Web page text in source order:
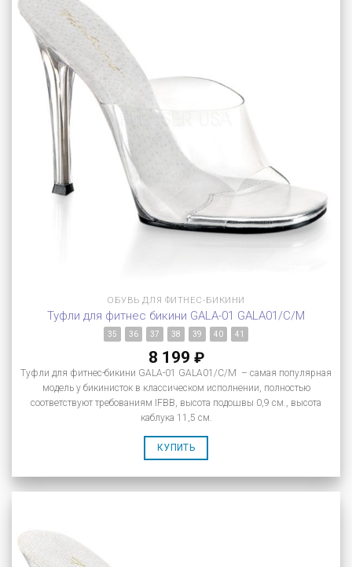
ОБУВЬ ДЛЯ ФИТНЕС-БИКИНИ
Туфли для фитнес бикини GALA-01 GALA01/C/M
35 36 37 38 39 40 41
8 199 ₽
Туфли для фитнес-бикини GALA-01 GALA01/C/M – самая популярная
модель у бикинисток в классическом исполнении, полностью
соответствуют требованиям IFBB, высота подошвы 0,9 см., высота
каблука 11,5 см.
КУПИТЬ